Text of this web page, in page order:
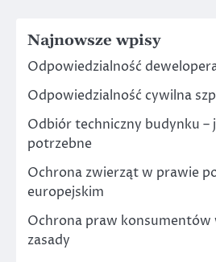
Najnowsze wpisy
Odpowiedzialność
Odpowiedzialność cywilna
Odbiór techniczny budynku –
potrzebne
Ochrona zwierząt w prawie
europejskim
Ochrona praw konsumentów
zasady